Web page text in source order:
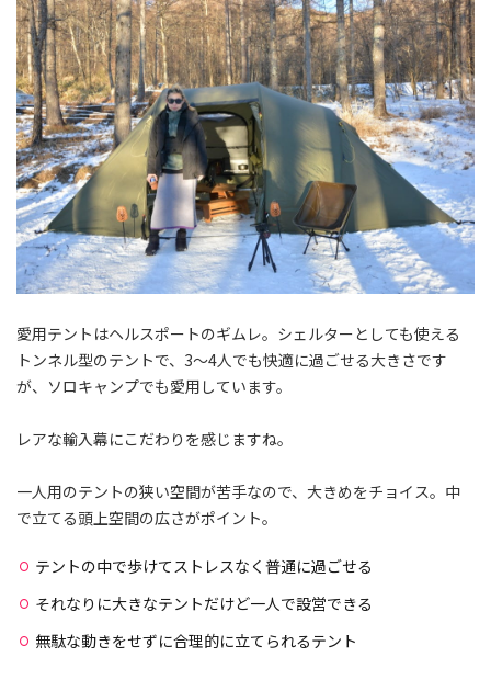
愛用テントはヘルスポートのギムレ。シェルターとしても使える
トンネル型のテントで、3〜4人でも快適に過ごせる大きさです
が、ソロキャンプでも愛用しています。
レアな輸入幕にこだわりを感じますね。
一人用のテントの狭い空間が苦手なので、大きめをチョイス。中
で立てる頭上空間の広さがポイント。
テントの中で歩けてストレスなく普通に過ごせる
それなりに大きなテントだけど一人で設営できる
無駄な動きをせずに合理的に立てられるテント